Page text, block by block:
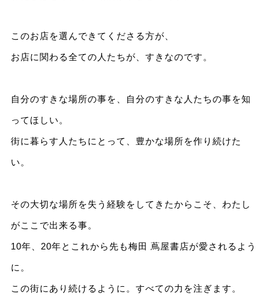
このお店を選んできてくださる方が、
お店に関わる全ての人たちが、すきなのです。
自分のすきな場所の事を、自分のすきな人たちの事を知
ってほしい。
街に暮らす人たちにとって、豊かな場所を作り続けた
い。
その大切な場所を失う経験をしてきたからこそ、わたし
がここで出来る事。
10年、20年とこれから先も梅田 蔦屋書店が愛されるよう
に。
この街にあり続けるように。すべての力を注ぎます。